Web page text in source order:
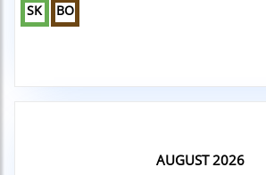
SK BO
AUGUST 2026